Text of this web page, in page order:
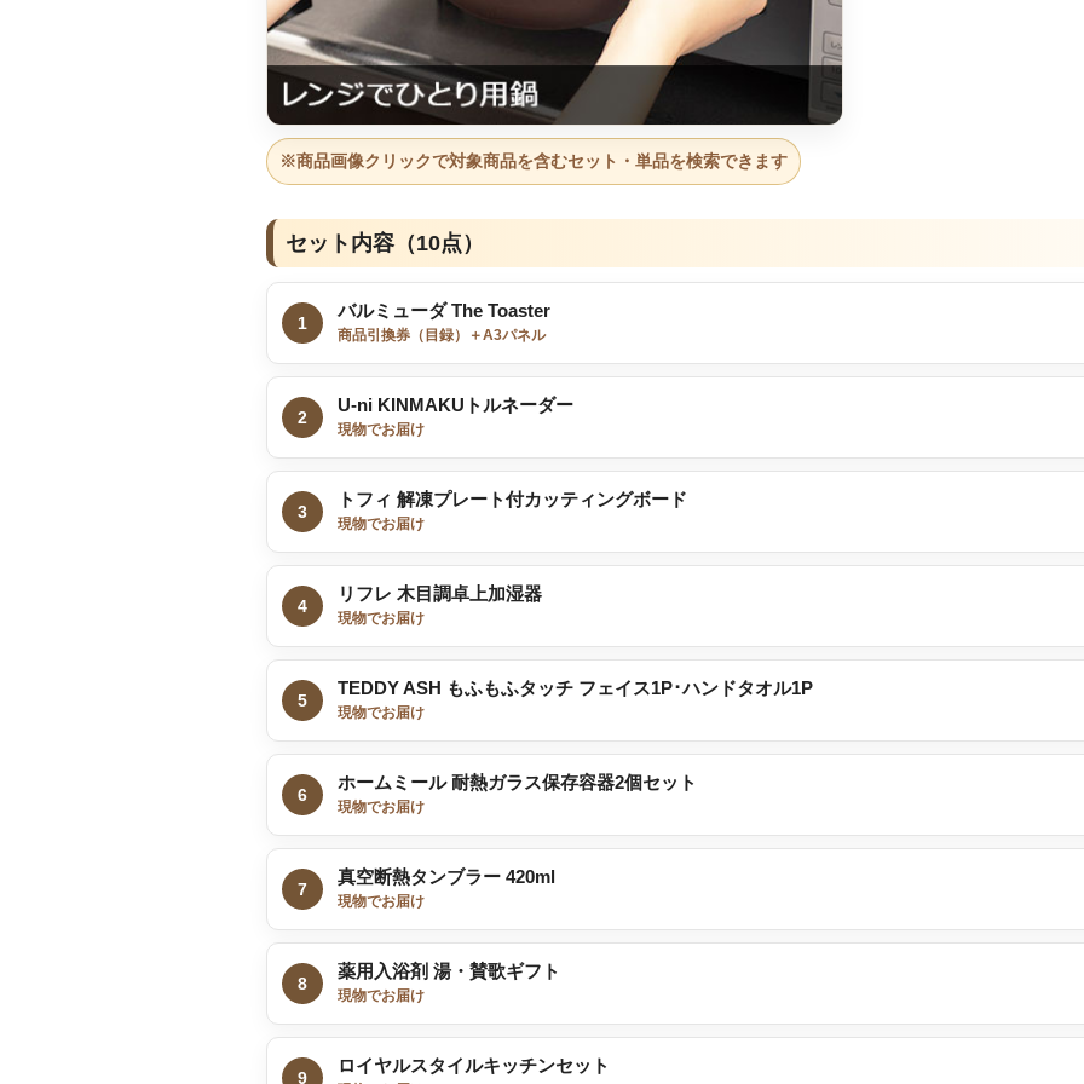
※商品画像クリックで対象商品を含むセット・単品を検索できます
セット内容（10点）
1
バルミューダ The Toaster
商品引換券（目録）＋A3パネル
2
U-ni KINMAKUトルネーダー
現物でお届け
3
トフィ 解凍プレート付カッティングボード
現物でお届け
4
リフレ 木目調卓上加湿器
現物でお届け
5
TEDDY ASH もふもふタッチ フェイス1P･ハンドタオル1P
現物でお届け
6
ホームミール 耐熱ガラス保存容器2個セット
現物でお届け
7
真空断熱タンブラー 420ml
現物でお届け
8
薬用入浴剤 湯・賛歌ギフト
現物でお届け
9
ロイヤルスタイルキッチンセット